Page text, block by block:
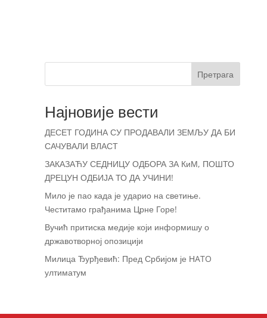
Претрага
Најновије вести
ДЕСЕТ ГОДИНА СУ ПРОДАВАЛИ ЗЕМЉУ ДА БИ
САЧУВАЛИ ВЛАСТ
ЗАКАЗАЋУ СЕДНИЦУ ОДБОРА ЗА КиМ, ПОШТО
ДРЕЦУН ОДБИЈА ТО ДА УЧИНИ!
Мило је пао када је ударио на светиње.
Честитамо грађанима Црне Горе!
Вучић притиска медије који информишу о
државотворној опозицији
Милица Ђурђевић: Пред Србијом је НATO
ултиматум